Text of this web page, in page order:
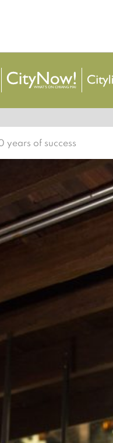
years of success